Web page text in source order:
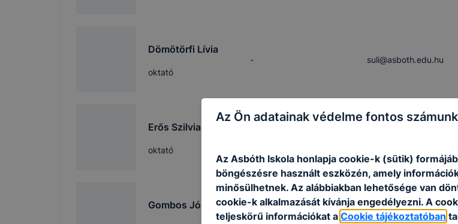
Dömötörfi Lívia
oktató
- suli​@asboth.edu.hu
Erős Szilvia
oktató
Gombos József
- suli​@asboth.edu.hu
Az Ön adatainak védelme fontos
Az Asbóth Iskola honlapja cookie-k (sütik)
böngészésre használt eszközén, amely
minősülhetnek. Az alábbiakban lehetősége van
cookie-k alkalmazását kívánja engedélyezni. A
teljeskörű információkat a Cookie tájékoztatóban